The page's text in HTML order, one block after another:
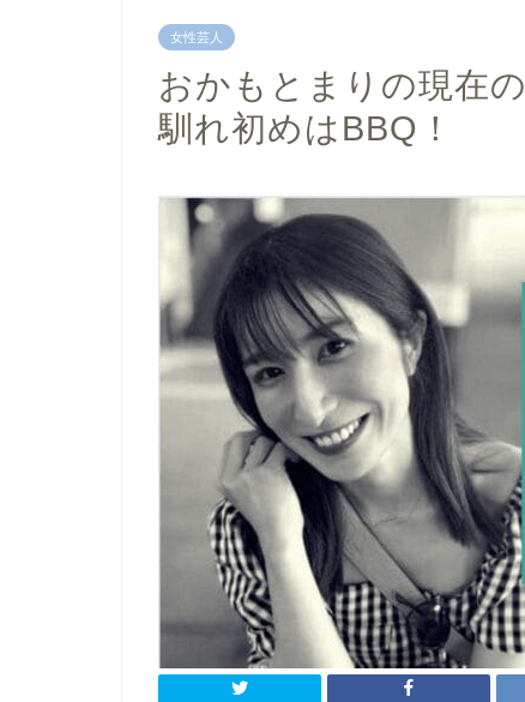
女性芸人
おかもとまりの現在
馴れ初めはBBQ！